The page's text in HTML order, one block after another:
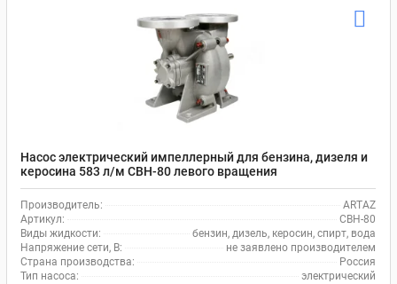
Насос электрический импеллерный для бензина, дизеля и
керосина 583 л/м СВН-80 левого вращения
Производитель:
ARTAZ
Артикул:
СВН-80
Виды жидкости:
бензин, дизель, керосин, спирт, вода
Напряжение сети, В:
не заявлено производителем
Страна производства:
Россия
Тип насоса:
электрический